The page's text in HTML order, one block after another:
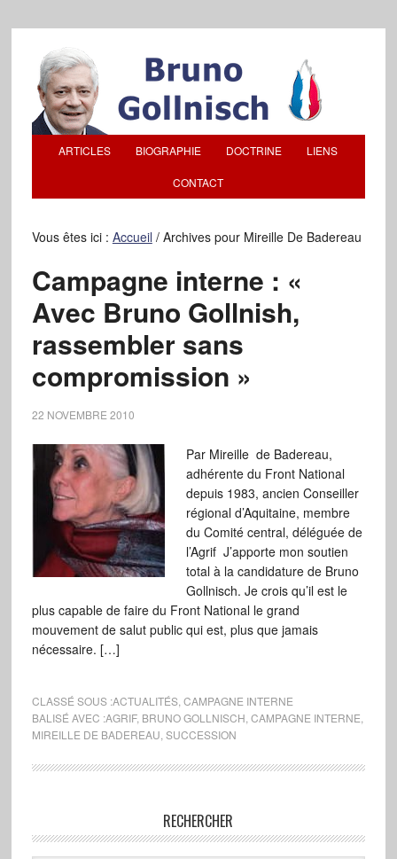
ARTICLES BIOGRAPHIE DOCTRINE LIENS
CONTACT
Vous êtes ici : Accueil /Archives pour Mireille De Badereau
Campagne interne : «
Avec Bruno Gollnish,
rassembler sans
compromission »
22 NOVEMBRE 2010
Par Mireille de Badereau,
adhérente du Front National
depuis 1983, ancien Conseiller
régional d’Aquitaine, membre
du Comité central, déléguée de
l’Agrif J’apporte mon soutien
total à la candidature de Bruno
Gollnisch. Je crois qu’il est le
plus capable de faire du Front National le grand
mouvement de salut public qui est, plus que jamais
nécessaire. […]
CLASSÉ SOUS :ACTUALITÉS, CAMPAGNE INTERNE
BALISÉ AVEC :AGRIF, BRUNO GOLLNISCH CAMPAGNE INTERNE
MIREILLE DE BADEREAU SUCCESSION
RECHERCHER